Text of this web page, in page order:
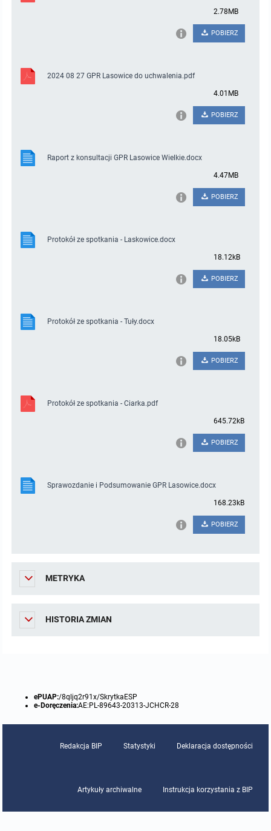
2.78MB
POBIERZ
2024 08 27 GPR Lasowice do uchwalenia.pdf
4.01MB
POBIERZ
Raport z konsultacji GPR Lasowice Wielkie.docx
4.47MB
POBIERZ
Protokół ze spotkania - Laskowice.docx
18.12kB
POBIERZ
Protokół ze spotkania - Tuły.docx
18.05kB
POBIERZ
Protokół ze spotkania - Ciarka.pdf
645.72kB
POBIERZ
Sprawozdanie i Podsumowanie GPR Lasowice.docx
168.23kB
POBIERZ
METRYKA
HISTORIA ZMIAN
ePUAP:/8qljq2r91x/SkrytkaESP
e-Doręczenia:AE:PL-89643-20313-JCHCR-28
Redakcja BIP Statystyki Deklaracja dostępności
Artykuły archiwalne Instrukcja korzystania z BIP